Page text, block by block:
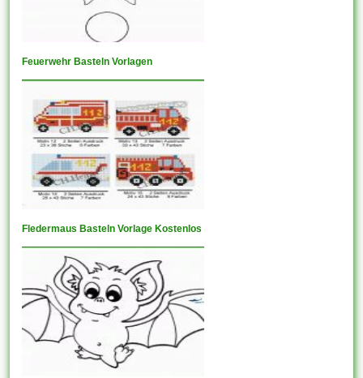
Feuerwehr Basteln Vorlagen
Fledermaus Basteln Vorlage Kostenlos